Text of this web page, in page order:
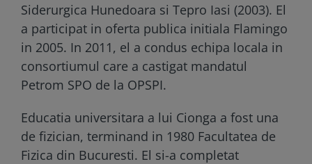
Siderurgica Hunedoara si Tepro Iasi (2003). El
a participat in oferta publica initiala Flamingo
in 2005. In 2011, el a condus echipa locala in
consortiumul care a castigat mandatul
Petrom SPO de la OPSPI.
Educatia universitara a lui Cionga a fost una
de fizician, terminand in 1980 Facultatea de
Fizica din Bucuresti. El si-a completat